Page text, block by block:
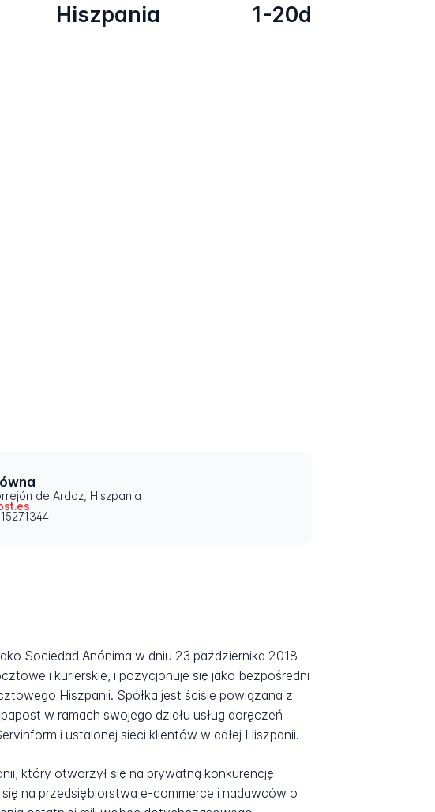
Hiszpania 1-20d
de Ardoz, Hiszpania
Sociedad Anónima w dniu 23 października 2018
i kurierskie, i pozycjonuje się jako bezpośredni
Hiszpanii. Spółka jest ściśle powiązana z
w ramach swojego działu usług doręczeń
i ustalonej sieci klientów w całej Hiszpanii.
który otworzył się na prywatną konkurencję
na przedsiębiorstwa e-commerce i nadawców o